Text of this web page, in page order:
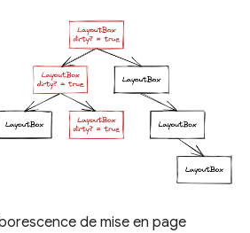
de mise en page